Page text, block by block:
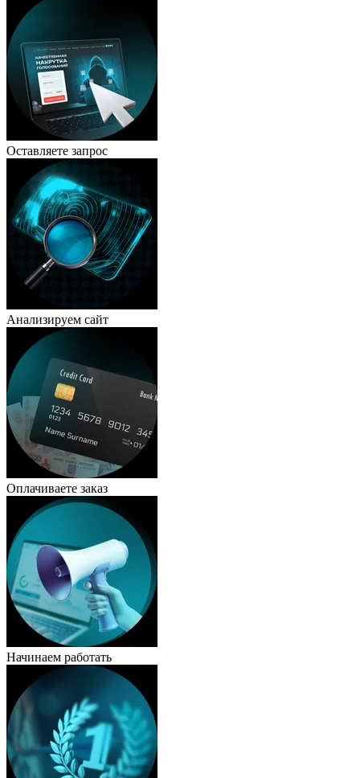
Оставляете запрос
Анализируем сайт
Оплачиваете заказ
Начинаем работать